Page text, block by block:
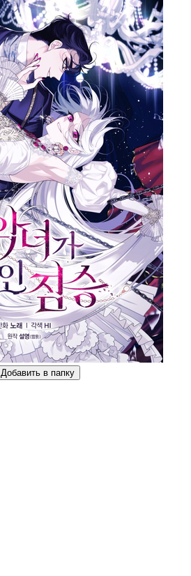
Добавить в папку